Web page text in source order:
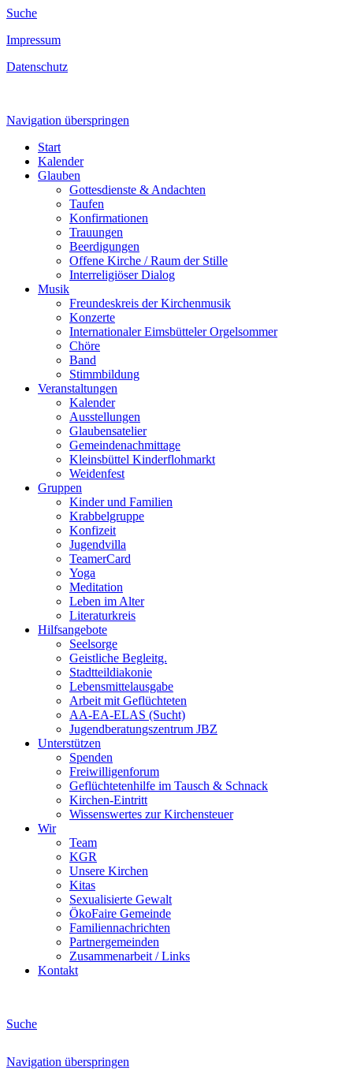
Suche
Impressum
Datenschutz
Navigation überspringen
Start
Kalender
Glauben
Gottesdienste & Andachten
Taufen
Konfirmationen
Trauungen
Beerdigungen
Offene Kirche / Raum der Stille
Interreligiöser Dialog
Musik
Freundeskreis der Kirchenmusik
Konzerte
Internationaler Eimsbütteler Orgelsommer
Chöre
Band
Stimmbildung
Veranstaltungen
Kalender
Ausstellungen
Glaubensatelier
Gemeindenachmittage
Kleinsbüttel Kinder­flohmarkt
Weidenfest
Gruppen
Kinder und Familien
Krabbelgruppe
Konfizeit
Jugendvilla
TeamerCard
Yoga
Meditation
Leben im Alter
Literaturkreis
Hilfsangebote
Seelsorge
Geistliche Begleitg.
Stadtteildiakonie
Lebensmittelausgabe
Arbeit mit Geflüchteten
AA-EA-ELAS (Sucht)
Jugendberatungs­zentrum JBZ
Unterstützen
Spenden
Freiwilligenforum
Geflüchtetenhilfe im Tausch & Schnack
Kirchen-Eintritt
Wissenswertes zur Kirchensteuer
Wir
Team
KGR
Unsere Kirchen
Kitas
Sexualisierte Gewalt
ÖkoFaire Gemeinde
Familiennachrichten
Partnergemeinden
Zusammenarbeit / Links
Kontakt
Suche
Navigation überspringen